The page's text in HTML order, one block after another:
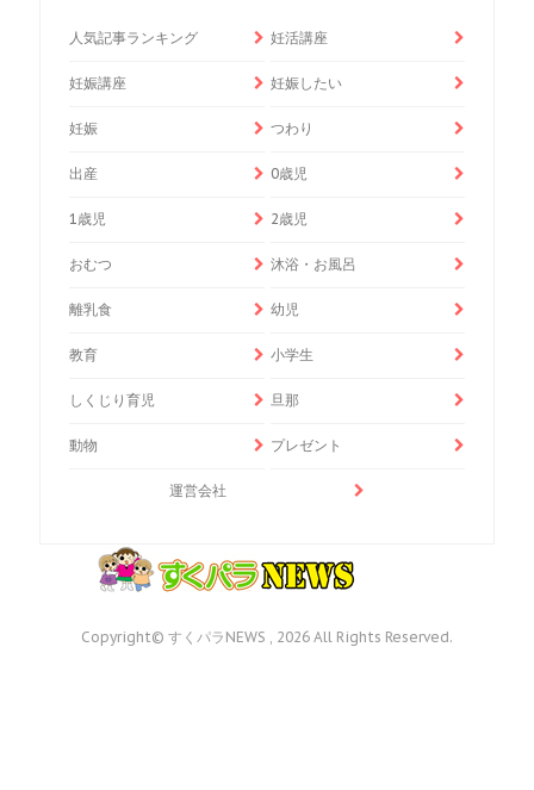
人気記事ランキング 妊活講座
妊娠講座 妊娠したい
妊娠 つわり
出産 0歳児
1歳児 2歳児
おむつ 沐浴・お風呂
離乳食 幼児
教育 小学生
しくじり育児 旦那
動物 プレゼント
運営会社
Copyright© すくパラNEWS , 2026 All Rights Reserved.